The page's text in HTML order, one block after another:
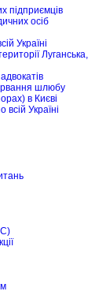
підприємців
осіб
Україні
Луганська,
шлюбу
в Києві
всій Україні